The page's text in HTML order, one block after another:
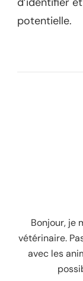
potentielle.
Bonjour, je
vétérinaire.
avec les